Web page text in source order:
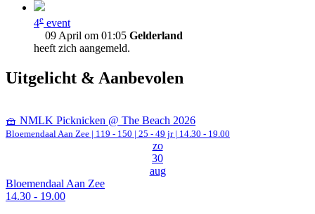
4e event
09 April om 01:05 Gelderland
heeft zich aangemeld.
Uitgelicht & Aanbevolen
🧺 NMLK Picknicken @ The Beach 2026
Bloemendaal Aan Zee | 119 - 150 | 25 - 49 jr | 14.30 - 19.00
zo
30
aug
Bloemendaal Aan Zee
14.30 - 19.00